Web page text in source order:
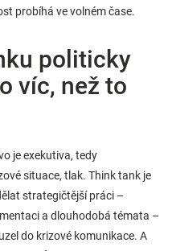
probíhá ve volném čase.
politicky
víc, než to
je exekutiva, tedy
situace, tlak. Think tank je
strategičtější práci –
a dlouhodobá témata –
do krizové komunikace. A